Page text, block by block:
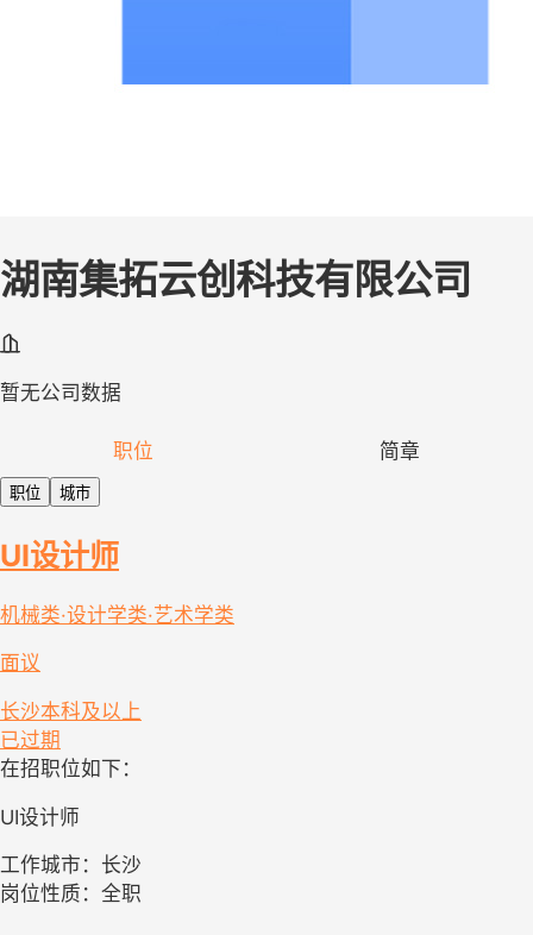
湖南集拓云创科技有限公司
暂无公司数据
职位 简章
职位 城市
UI设计师
机械类·设计学类·艺术学类
面议
长沙本科及以上
已过期
在招职位如下：
UI设计师
工作城市：长沙
岗位性质：全职